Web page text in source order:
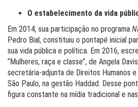
O estabelecimento da vida
Em 2014, sua participação no programa
Pedro Bial, constituiu o pontapé inicial
sua vida pública e política. Em 2016,
“Mulheres, raça e classe”, de Angela
secretária-adjunta de Direitos Humanos
São Paulo, na gestão Haddad. Desse
figura constante na mídia tradicional e